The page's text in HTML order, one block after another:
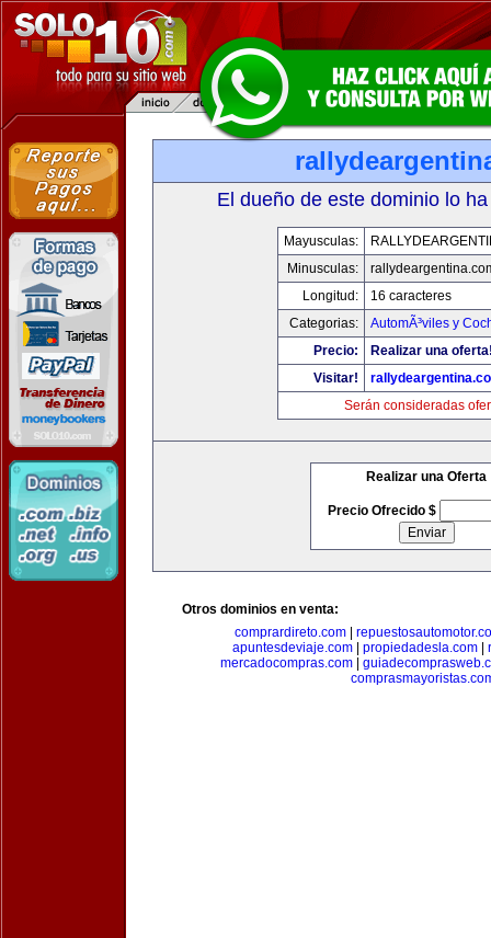
El dueño de este dominio lo
Mayusculas:
Minusculas:
Longitud:
16 caracteres
Categorias:
AutomÃ³viles y
Precio:
Realizar una
Visitar!
Serán consideradas
Realizar una Oferta
Precio Ofrecido $
Otros dominios en venta:
comprardireto.com
apuntesdeviaje.com
propiedadesla.com
mercadocompras.com|